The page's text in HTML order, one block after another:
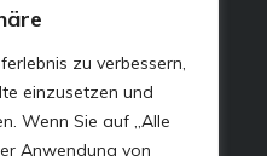
zu verbessern,
einzusetzen und
Wenn Sie auf „Alle
Anwendung von